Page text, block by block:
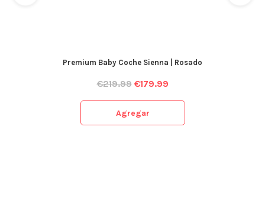
Premium Baby Coche Sienna | Rosado
€219.99 €179.99
Agregar